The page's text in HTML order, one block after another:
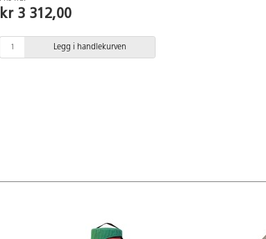
kr 3 312,00
Legg i handlekurven